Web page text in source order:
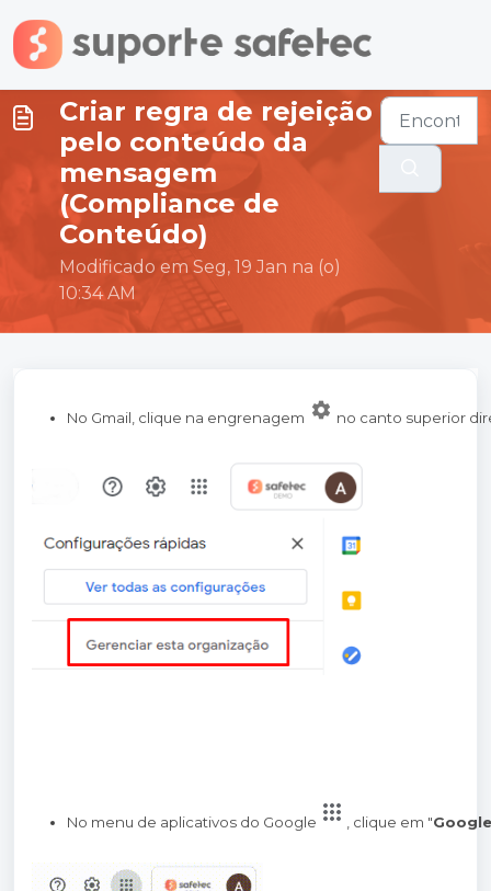
Ir para o conteúdo principal
Criar regra de rejeição
pelo conteúdo da
mensagem
(Compliance de
Conteúdo)
Modificado em Seg, 19 Jan na (o)
10:34 AM
No Gmail, clique na engrenagem no canto superior
No menu de aplicativos do Google , clique em "